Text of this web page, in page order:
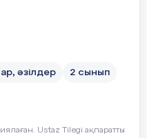
әзілдер 2 сынып
Ustaz Tilegi ақпаратты